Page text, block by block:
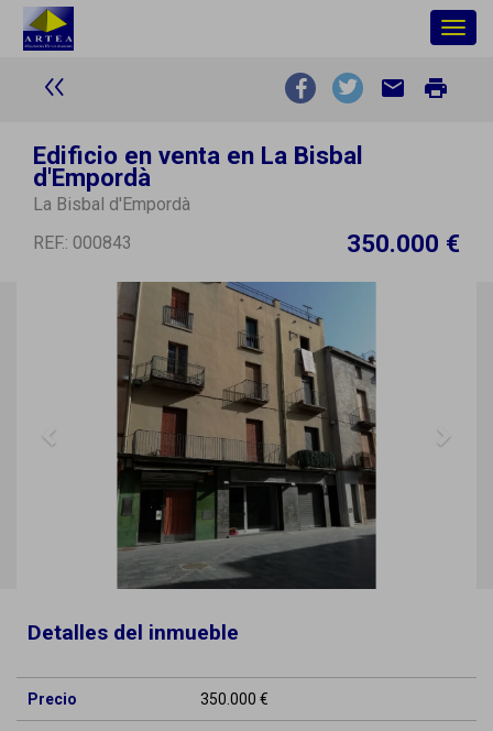
email print
Edificio en venta en La Bisbal
d'Empordà
La Bisbal d'Empordà
REF.: 000843
350.000 €
Detalles del inmueble
Precio 350.000 €